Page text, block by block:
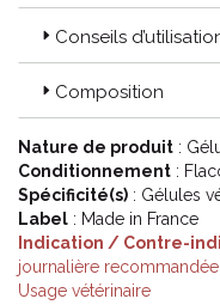
comportement avec
Dans de nombreux
notamment pour des
voyage, un
membre de la famille.
Code ACL : 4427161
Code EAN : 3401144271610
Conseils
Composition
Nature de produit :
Conditionnement :
Spécificité(s) : Gélules
Label : Made in France
Indication / Contre-
journalière
Usage vétérinaire